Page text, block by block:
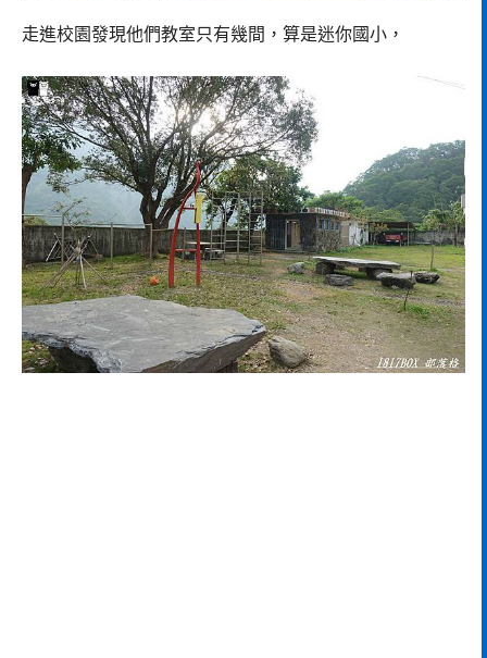
走進校園發現他們教室只有幾間，算是迷你國小，